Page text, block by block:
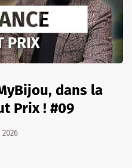
dans la
Prix ! #09
2026